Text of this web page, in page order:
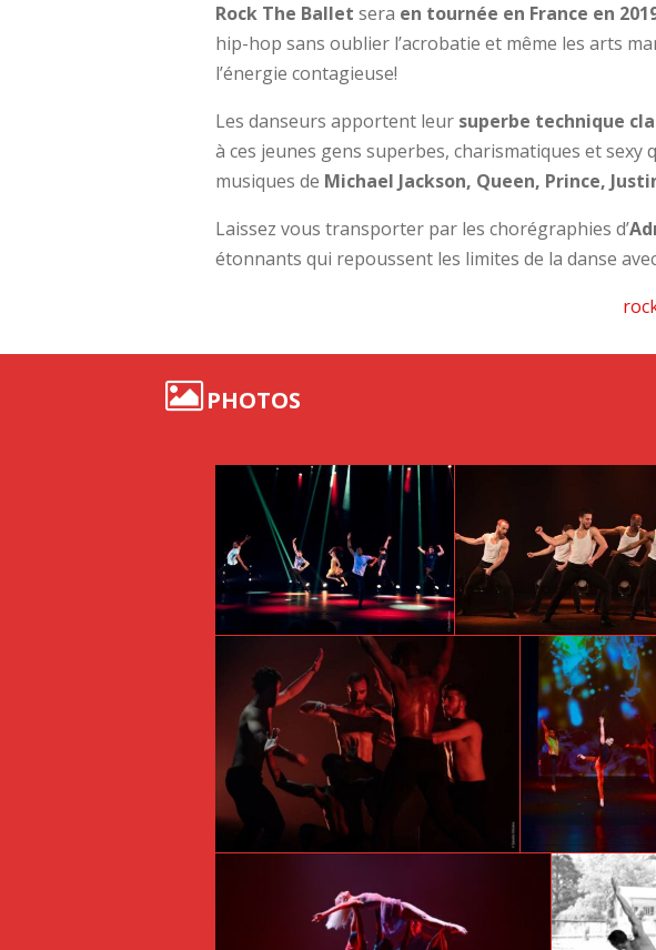
Rock The Balletsera en tournée en France en
hip-hop sans oublier l’acrobatie et même les arts
l’énergie contagieuse!
Les danseurs apportent leur superbe technique
à ces jeunes gens superbes, charismatiques et
musiques de Michael Jackson, Queen, Prince,
Laissez vous transporter par les chorégraphies d’
étonnants qui repoussent les limites de la danse
PHOTOS